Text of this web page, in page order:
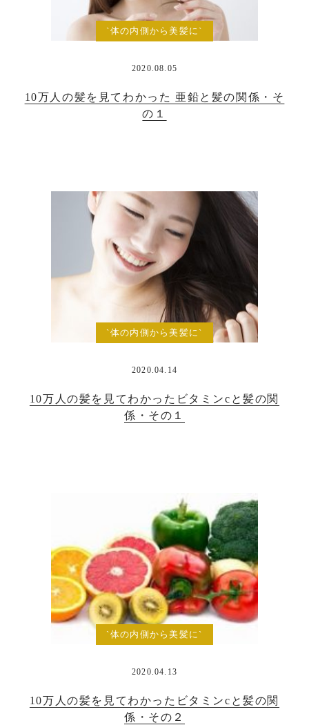
`体の内側から美髪に`
2020.08.05
10万人の髪を見てわかった 亜鉛と髪の関係・そ
の１
`体の内側から美髪に`
2020.04.14
10万人の髪を見てわかったビタミンcと髪の関
係・その１
`体の内側から美髪に`
2020.04.13
10万人の髪を見てわかったビタミンcと髪の関
係・その２